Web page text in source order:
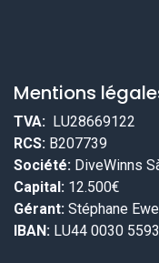
Mentions
TVA: LU28669122
RCS: B207739
Société: DiveWinns
Capital: 12.500€
Gérant: Stéphane
IBAN: LU44 0030